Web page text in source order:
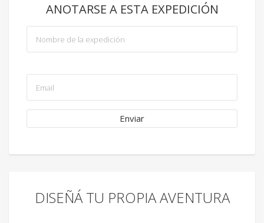
ANOTARSE A ESTA EXPEDICIÓN
DISEÑÁ TU PROPIA AVENTURA